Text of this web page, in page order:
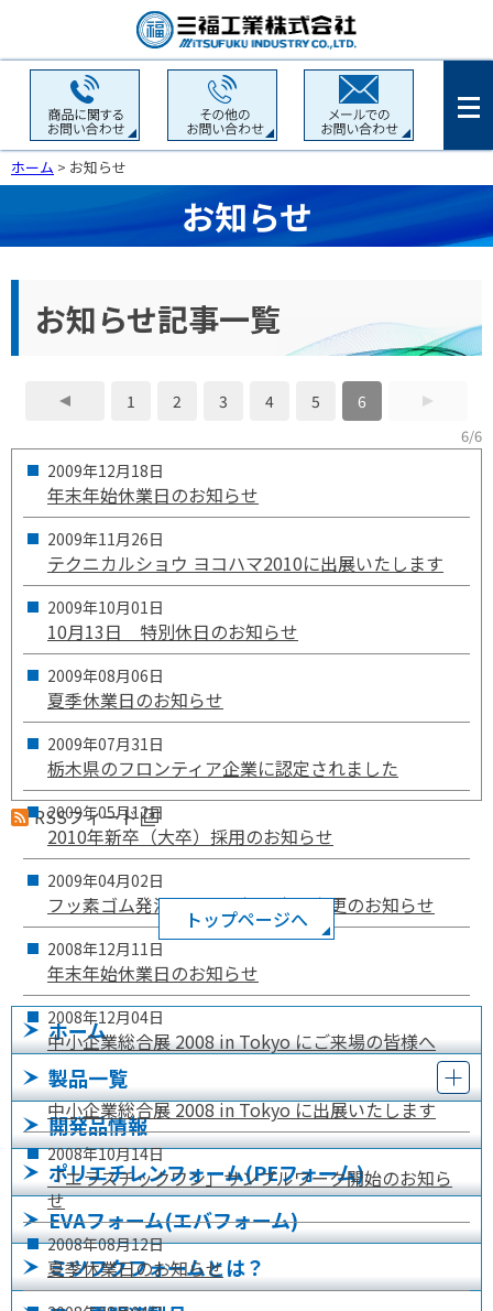
ホーム > お知らせ
お知らせ
お知らせ記事一覧
1 2 3 4 5 6
6/6
2009年12月18日
年末年始休業日のお知らせ
2009年11月26日
テクニカルショウ ヨコハマ2010に出展いたします
2009年10月01日
10月13日 特別休日のお知らせ
2009年08月06日
夏季休業日のお知らせ
2009年07月31日
栃木県のフロンティア企業に認定されました
2009年05月12日
2010年新卒（大卒）採用のお知らせ
2009年04月02日
フッ素ゴム発泡体の取り扱い先の変更のお知らせ
2008年12月11日
年末年始休業日のお知らせ
2008年12月04日
中小企業総合展 2008 in Tokyo にご来場の皆様へ
2008年10月
中小企業総合展 2008 in Tokyo に出展いたします
2008年10月14日
「エラスチックワン」サンプルワーク開始のお知ら
せ
2008年08月12日
夏季休業日のお知らせ
RSSフィード
トップページへ
ホーム
製品一覧
開発品情報
ポリエチレンフォーム(PEフォーム)
EVAフォーム(エバフォーム)
ミツフクフォームとは？